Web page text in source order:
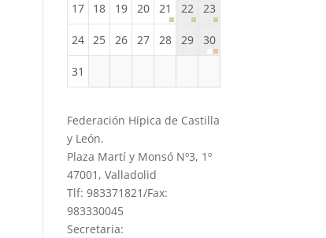
17 18 19 20 21 22 23
24 25 26 27 28 29 30
31
Federación Hípica de Castilla
y León.
Plaza Martí y Monsó Nº3, 1º
47001, Valladolid
Tlf: 983371821/Fax:
983330045
Secretaria: